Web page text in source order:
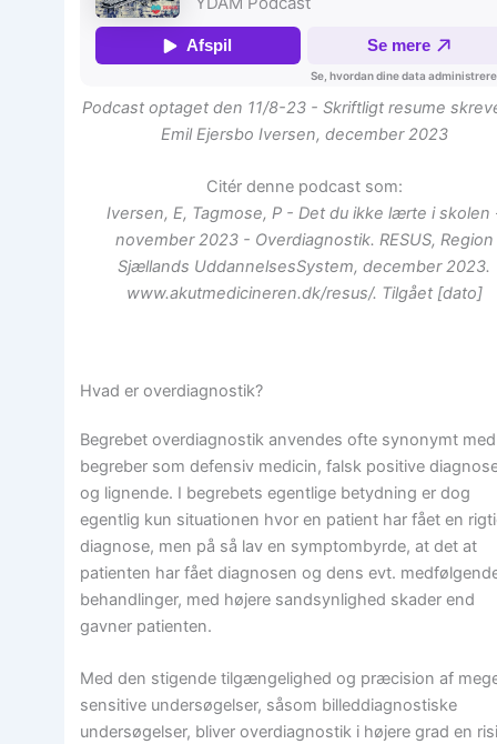
Podcast optaget den 11/8-23 - Skriftligt resume
Emil Ejersbo Iversen, december 2023
Citér denne podcast som:
Iversen, E, Tagmose, P - Det du ikke lærte i skolen
november 2023 - Overdiagnostik. RESUS, Region
Sjællands UddannelsesSystem, december 2023.
www.akutmedicineren.dk/resus/. Tilgået [dato]
Hvad er overdiagnostik?
Begrebet overdiagnostik anvendes ofte synonymt med
begreber som defensiv medicin, falsk positive
og lignende. I begrebets egentlige betydning er dog
egentlig kun situationen hvor en patient har fået en
diagnose, men på så lav en symptombyrde, at det at
patienten har fået diagnosen og dens evt.
behandlinger, med højere sandsynlighed skader end
gavner patienten.
Med den stigende tilgængelighed og præcision af
sensitive undersøgelser, såsom billeddiagnostiske
undersøgelser, bliver overdiagnostik i højere grad en